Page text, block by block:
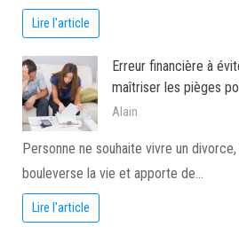
Lire l'article
Erreur financière à
maîtriser les pièges
Alain
Personne ne souhaite vivre un
bouleverse la vie et apporte de…
Lire l'article